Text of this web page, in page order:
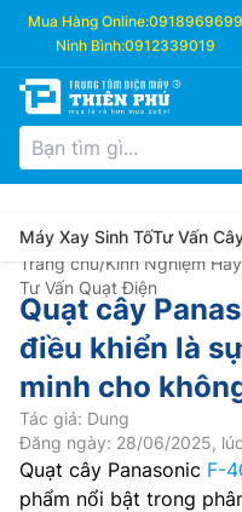
Mua Hàng Online:0918969699
Ninh Bình:0912339019
Máy Xay Sinh TốTư Vấn
Trang chủ/Kinh Nghiệm Hay
Tư Vấn Quạt Điện
Quạt cây
điều khiển là
minh cho
Tác giả: Dung
Đăng ngày: 28/06/2025,
Quạt cây Panasonic F-
phẩm nổi bật trong